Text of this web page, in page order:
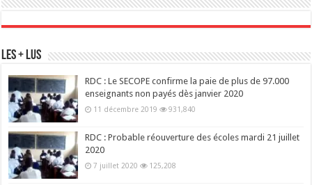
Les + Lus
RDC : Le SECOPE confirme la paie de plus de 97.000
enseignants non payés dès janvier 2020
11 décembre 2019 931,840
RDC : Probable réouverture des écoles mardi 21 juillet
2020
7 juillet 2020 125,208